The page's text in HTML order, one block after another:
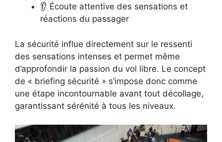
👂 Écoute attentive des sensations et
réactions du passager
La sécurité influe directement sur le ressenti
des sensations intenses et permet même
d’approfondir la passion du vol libre. Le concept
de « briefing sécurité » s’impose donc comme
une étape incontournable avant tout décollage,
garantissant sérénité à tous les niveaux.